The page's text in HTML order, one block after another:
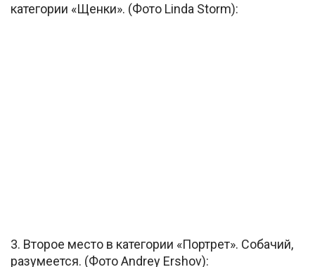
категории «Щенки». (Фото Linda Storm):
3. Второе место в категории «Портрет». Собачий,
разумеется. (Фото Andrey Ershov):